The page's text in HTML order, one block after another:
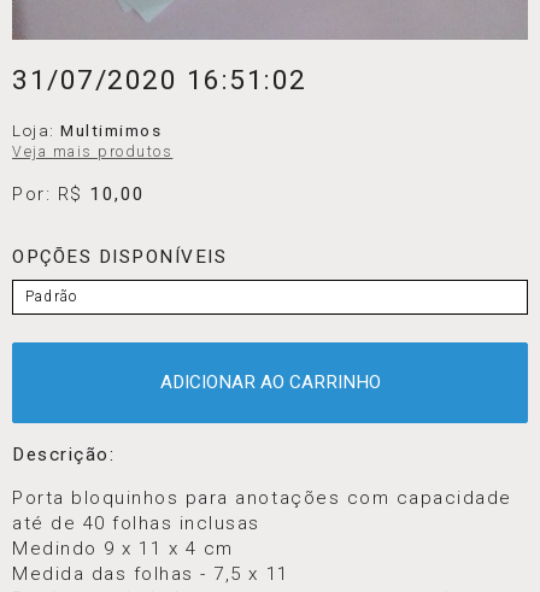
31/07/2020 16:51:02
Loja:Multimimos
Veja mais produtos
Por: R$ 10,00
OPÇÕES DISPONÍVEIS
Padrão
ADICIONAR AO CARRINHO
Descrição:
Porta bloquinhos para anotações com capacidade
até de 40 folhas inclusas
Medindo 9 x 11 x 4 cm
Medida das folhas - 7,5 x 11